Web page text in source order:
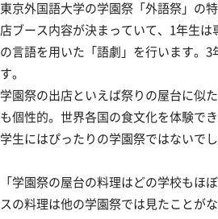
東京外国語大学の学園祭「外語祭」の
店ブース内容が決まっていて、1年生
の言語を用いた「語劇」を行います。
す。
学園祭の出店といえば祭りの屋台に似
も個性的。世界各国の食文化を体験で
学生にはぴったりの学園祭ではないで
「学園祭の屋台の料理はどの学校もほ
スの料理は他の学園祭では見たことが